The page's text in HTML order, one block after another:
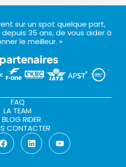
sur un spot quelque part,
35 ans, de vous aider à
le meilleur. »
FAQ
LA TEAM
BLOG RIDER
CONTACTER